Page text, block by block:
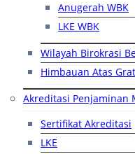
Anugerah WBK
LKE WBK
Wilayah Birokrasi
Himbauan Atas
Akreditasi Penjaminan
Sertifikat Akreditasi
LKE